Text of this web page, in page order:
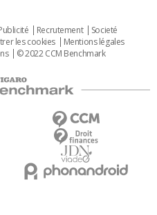
Recrutement
Societé
les cookies
Mentions légales
© 2022 CCM Benchmark